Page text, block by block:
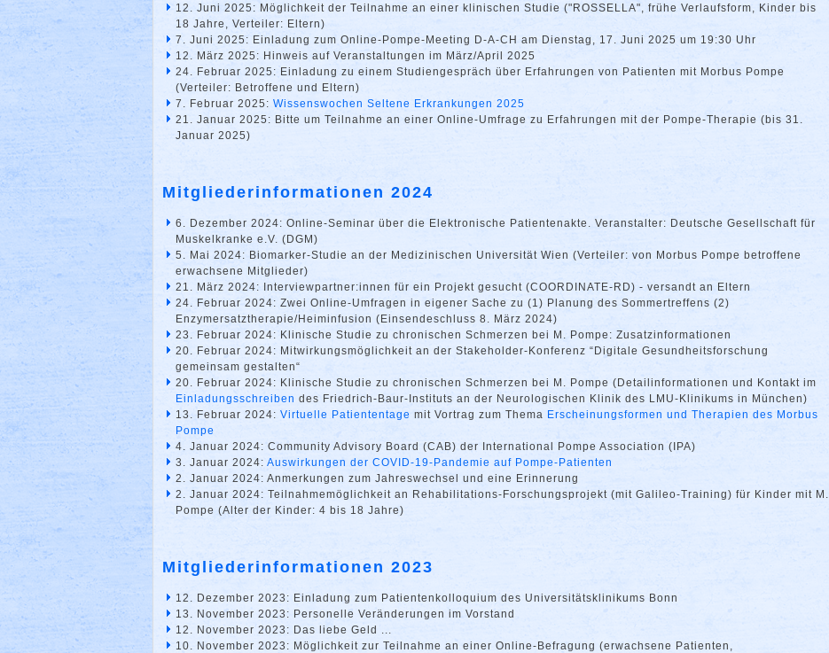
12. Juni 2025: Möglichkeit der Teilnahme an einer klinischen Studie ("ROSSELLA", frühe Verlaufsform, Kinder bis
18 Jahre, Verteiler: Eltern)
7. Juni 2025: Einladung zum Online-Pompe-Meeting D-A-CH am Dienstag, 17. Juni 2025 um 19:30 Uhr
12. März 2025: Hinweis auf Veranstaltungen im März/April 2025
24. Februar 2025: Einladung zu einem Studiengespräch über Erfahrungen von Patienten mit Morbus Pompe
(Verteiler: Betroffene und Eltern)
7. Februar 2025: Wissenswochen Seltene Erkrankungen 2025
21. Januar 2025: Bitte um Teilnahme an einer Online-Umfrage zu Erfahrungen mit der Pompe-Therapie (bis 31.
Januar 2025)
Mitgliederinformationen 2024
6. Dezember 2024: Online-Seminar über die Elektronische Patientenakte. Veranstalter: Deutsche Gesellschaft für
Muskelkranke e.V. (DGM)
5. Mai 2024: Biomarker-Studie an der Medizinischen Universität Wien (Verteiler: von Morbus Pompe betroffene
erwachsene Mitglieder)
21. März 2024: Interviewpartner:innen für ein Projekt gesucht (COORDINATE-RD) - versandt an Eltern
24. Februar 2024: Zwei Online-Umfragen in eigener Sache zu (1) Planung des Sommertreffens (2)
Enzymersatztherapie/Heiminfusion (Einsendeschluss 8. März 2024)
23. Februar 2024: Klinische Studie zu chronischen Schmerzen bei M. Pompe: Zusatzinformationen
20. Februar 2024: Mitwirkungsmöglichkeit an der Stakeholder-Konferenz “Digitale Gesundheitsforschung
gemeinsam gestalten“
20. Februar 2024: Klinische Studie zu chronischen Schmerzen bei M. Pompe (Detailinformationen und Kontakt im
Einladungsschreiben des Friedrich-Baur-Instituts an der Neurologischen Klinik des LMU-Klinikums in München)
13. Februar 2024: Virtuelle Patiententage mit Vortrag zum Thema Erscheinungsformen und Therapien des Morbus
Pompe
4. Januar 2024: Community Advisory Board (CAB) der International Pompe Association (IPA)
3. Januar 2024: Auswirkungen der COVID-19-Pandemie auf Pompe-Patienten
2. Januar 2024: Anmerkungen zum Jahreswechsel und eine Erinnerung
2. Januar 2024: Teilnahmemöglichkeit an Rehabilitations-Forschungsprojekt (mit Galileo-Training) für Kinder mit M.
Pompe (Alter der Kinder: 4 bis 18 Jahre)
Mitgliederinformationen 2023
12. Dezember 2023: Einladung zum Patientenkolloquium des Universitätsklinikums Bonn
13. November 2023: Personelle Veränderungen im Vorstand
12. November 2023: Das liebe Geld ...
10. November 2023: Möglichkeit zur Teilnahme an einer Online-Befragung (erwachsene Patienten,